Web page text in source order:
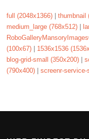
full (2048x1366) |thumbnail
medium_large (768x512)
(100x67)
1536x1536
blog-grid-small (350x200) |
(790x400) |screenr-